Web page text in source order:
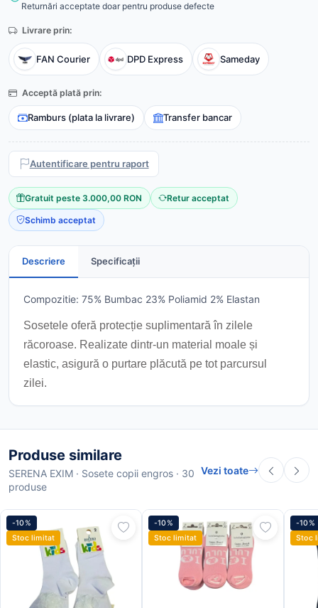
Returnări acceptate doar pentru produse defecte
Livrare prin:
FAN Courier DPD Express Sameday
Acceptă plată prin:
Ramburs (plata la livrare) Transfer bancar
Autentificare pentru raport
Gratuit peste 3.000,00 RON Retur acceptat
Schimb acceptat
Descriere Specificații
Compozitie: 75% Bumbac 23% Poliamid 2% Elastan
Sosetele oferă protecție suplimentară în zilele
răcoroase. Realizate dintr-un material moale și
elastic, asigură o purtare plăcută pe tot parcursul
zilei.
Produse similare
SERENA EXIM · Sosete copii engros · 30
produse
Vezi toate
-10%
Stoc limitat
-10%
Stoc limitat
-10%
Stoc